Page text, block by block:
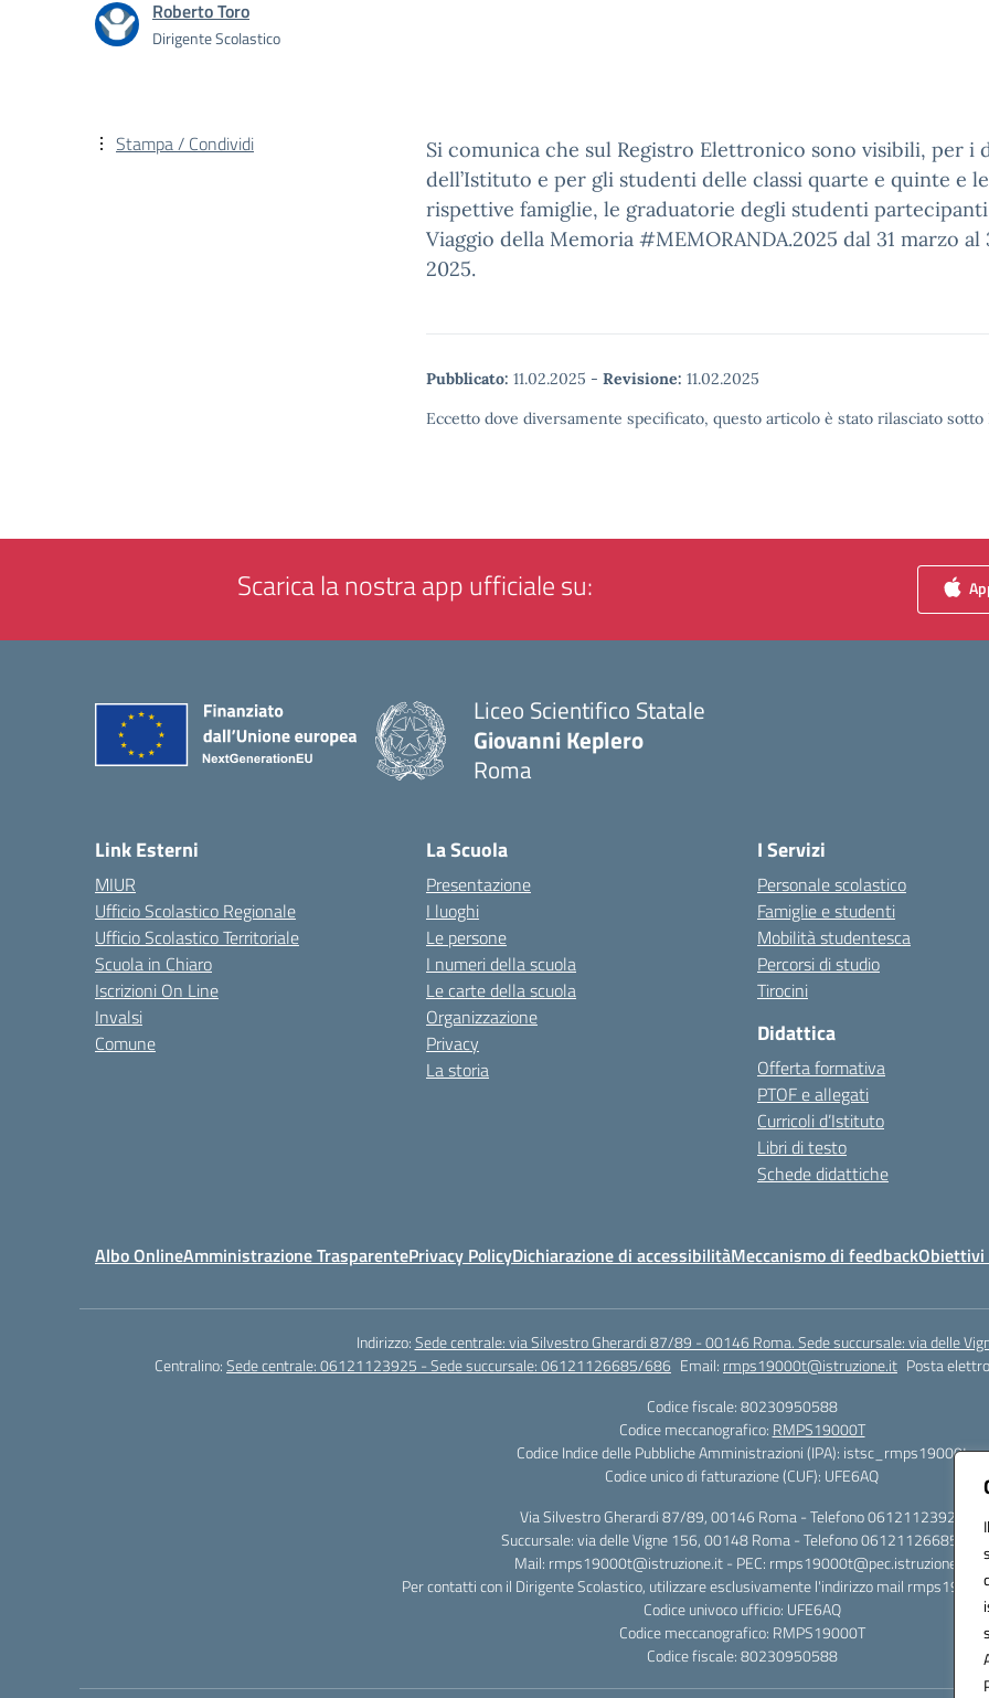
Roberto Toro
Dirigente Scolastico
Si comunica che sul Registro Elettronico sono visibili, per i
dell’Istituto e per gli studenti delle classi quarte e quinte e le
rispettive famiglie, le graduatorie degli studenti
Viaggio della Memoria #MEMORANDA.2025 dal 31 marzo al
2025.
Pubblicato: 11.02.2025 - Revisione: 11.02.2025
Eccetto dove diversamente specificato, questo articolo è stato rilasciato
Stampa / Condividi
Scarica la nostra app ufficiale su:
Liceo Scientifico Statale
Giovanni Keplero
Roma
Link Esterni
MIUR
Ufficio Scolastico Regionale
Ufficio Scolastico Territoriale
Scuola in Chiaro
Iscrizioni On Line
Invalsi
Comune
La Scuola
Presentazione
I luoghi
Le persone
I numeri della scuola
Le carte della scuola
Organizzazione
Privacy
La storia
I Servizi
Personale scolastico
Famiglie e studenti
Mobilità studentesca
Percorsi di studio
Tirocini
Didattica
Offerta formativa
PTOF e allegati
Curricoli d’Istituto
Libri di testo
Schede didattiche
Albo OnlineAmministrazione TrasparentePrivacy PolicyDichiarazione di accessibilitàMeccanismo di feedbackObiettivi
Indirizzo:Sede centrale: via Silvestro Gherardi 87/89 - 00146 Roma. Sede succursale: via delle
Centralino:Sede centrale: 06121123925 - Sede succursale: 06121126685/686 Email: rmps19000t@istruzione.it Posta
Codice fiscale: 80230950588
Codice meccanografico: RMPS19000T
Codice Indice delle Pubbliche Amministrazioni (IPA): istsc_rmps19000t
Codice unico di fatturazione (CUF): UFE6AQ
Via Silvestro Gherardi 87/89, 00146 Roma - Telefono 06121123925
Succursale: via delle Vigne 156, 00148 Roma - Telefono 06121126685/86
Mail: rmps19000t@istruzione.it - PEC: rmps19000t@pec.istruzione.it
Per contatti con il Dirigente Scolastico, utilizzare esclusivamente l'indirizzo mail
Codice univoco ufficio: UFE6AQ
Codice meccanografico: RMPS19000T
Codice fiscale: 80230950588